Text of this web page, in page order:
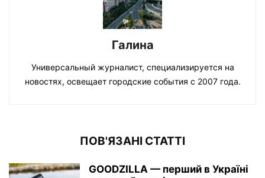
Галина
Универсальный журналист, специализируется на
новостях, освещает городские события с 2007 года.
ПОВ'ЯЗАНІ СТАТТІ
GOODZILLA — перший в Україні